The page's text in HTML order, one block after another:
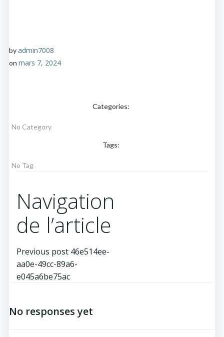
byadmin7008
on mars 7, 2024
Categories:
No Category
Tags:
No Tag
Navigation
de l’article
Previous post 46e514ee-
aa0e-49cc-89a6-
e045a6be75ac
No responses yet